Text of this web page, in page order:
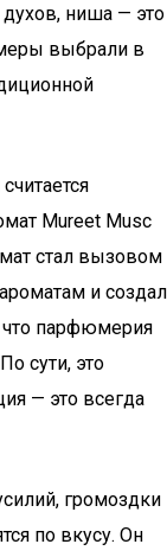
духов, ниша — это
выбрали в
Mureet Musc
стал вызовом
и создал
что парфюмерия
сути, это
— это всегда
громоздки
по вкусу. Он